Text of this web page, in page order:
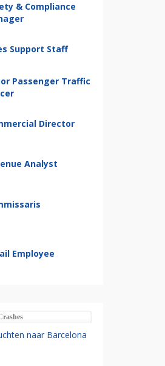
& Compliance
Support Staff
Passenger Traffic
Director
Analyst
Employee
naar Barcelona